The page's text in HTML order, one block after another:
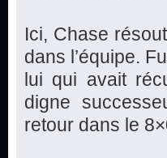
Ici, Chase
dans l’équipe.
lui qui avait
digne
retour dans le